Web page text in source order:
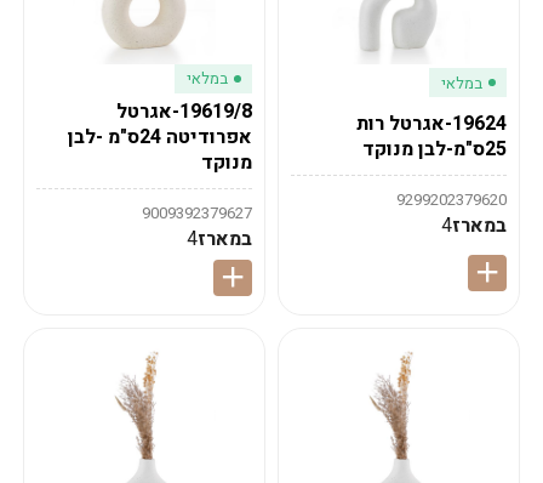
במלאי
19624-אגרטל רות
25ס"מ-לבן מנוקד
9299202379620
במארז4
במלאי
19619/8-אגרטל
אפרודיטה 24ס"מ -לבן
מנוקד
9009392379627
במארז4